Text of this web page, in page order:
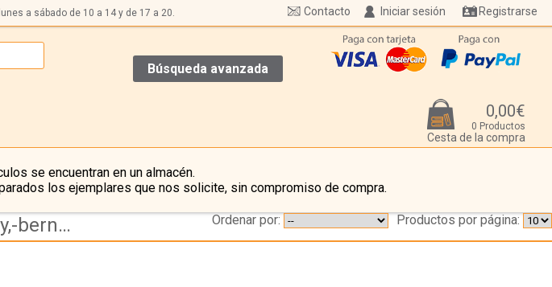
a sábado de 10 a 14 y de 17 a 20. Iniciar sesión Registrarse
Contacto
Búsqueda avanzada
0,00€
0 Productos
Cesta de la compra
se encuentran en un almacén.
los ejemplares que nos solicite, sin compromiso de compra.
Resultado de la búsqueda de autor sueiro,-daniel---diaz-nosty,-bernardo Productos por página:
Ordenar por: